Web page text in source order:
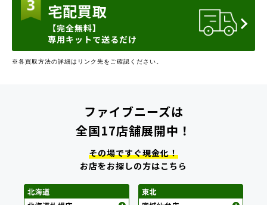
宅配買取
【完全無料】
専用キットで送るだけ
※各買取方法の詳細はリンク先をご確認ください。
ファイブニーズは
全国17店舗展開中！
その場ですぐ現金化！
お店をお探しの方はこちら